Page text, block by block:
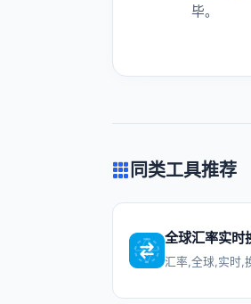
毕。
同类工具推荐
全球汇率实时
汇率,全球,实时,